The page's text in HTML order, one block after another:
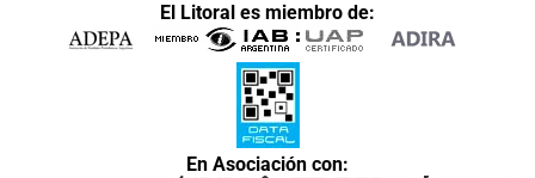
El Litoral es miembro de:
En Asociación con: